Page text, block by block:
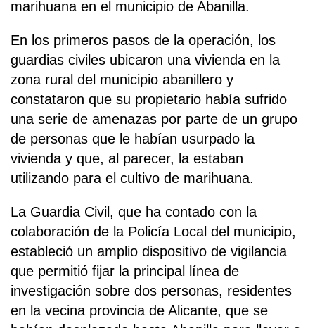
marihuana en el municipio de Abanilla.
En los primeros pasos de la operación, los
guardias civiles ubicaron una vivienda en la
zona rural del municipio abanillero y
constataron que su propietario había sufrido
una serie de amenazas por parte de un grupo
de personas que le habían usurpado la
vivienda y que, al parecer, la estaban
utilizando para el cultivo de marihuana.
La Guardia Civil, que ha contado con la
colaboración de la Policía Local del municipio,
estableció un amplio dispositivo de vigilancia
que permitió fijar la principal línea de
investigación sobre dos personas, residentes
en la vecina provincia de Alicante, que se